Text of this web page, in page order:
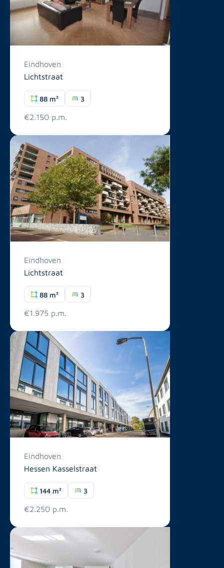
Eindhoven
Lichtstraat
88 m² 3
€2.150 p.m.
Eindhoven
Lichtstraat
88 m² 3
€1.975 p.m.
Eindhoven
Hessen Kasselstraat
144 m² 3
€2.250 p.m.